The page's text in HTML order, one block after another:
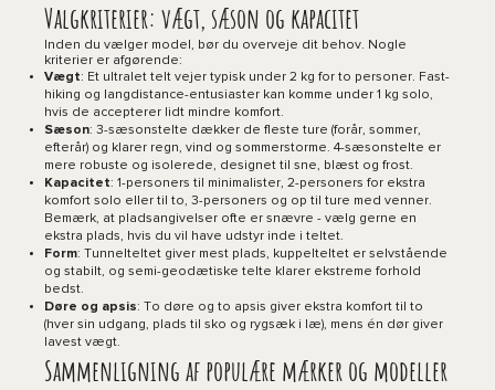
Valgkriterier: vægt, sæson og kapacitet
Inden du vælger model, bør du overveje dit behov. Nogle
kriterier er afgørende:
Vægt: Et ultralet telt vejer typisk under 2 kg for to personer. Fast-
hiking og langdistance-entusiaster kan komme under 1 kg solo,
hvis de accepterer lidt mindre komfort.
Sæson: 3-sæsonstelte dækker de fleste ture (forår, sommer,
efterår) og klarer regn, vind og sommerstorme. 4-sæsonstelte er
mere robuste og isolerede, designet til sne, blæst og frost.
Kapacitet: 1-personers til minimalister, 2-personers for ekstra
komfort solo eller til to, 3-personers og op til ture med venner.
Bemærk, at pladsangivelser ofte er snævre - vælg gerne en
ekstra plads, hvis du vil have udstyr inde i teltet.
Form: Tunnelteltet giver mest plads, kuppelteltet er selvstående
og stabilt, og semi-geodætiske telte klarer ekstreme forhold
bedst.
Døre og apsis: To døre og to apsis giver ekstra komfort til to
(hver sin udgang, plads til sko og rygsæk i læ), mens én dør giver
lavest vægt.
Sammenligning af populære mærker og modeller